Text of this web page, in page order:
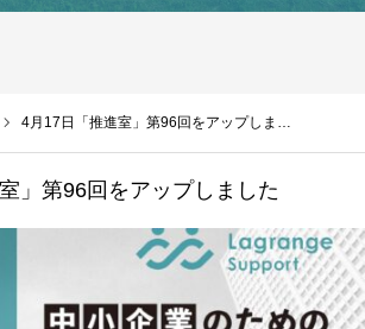
4月17日「推進室」第96回をアップしま…
」第96回をアップしました